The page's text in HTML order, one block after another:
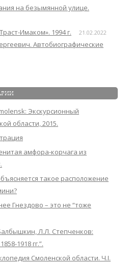
на безымянной улице.
Имаком». 1994 г. 21.02.2022
Автобиографические
Экскурсионный
области, 2015.
амфора-корчага из
такое расположение
Гнездово – это не “тоже
Л.Л. Степченков:
1918 гг.”.
Смоленской области. Ч.I.